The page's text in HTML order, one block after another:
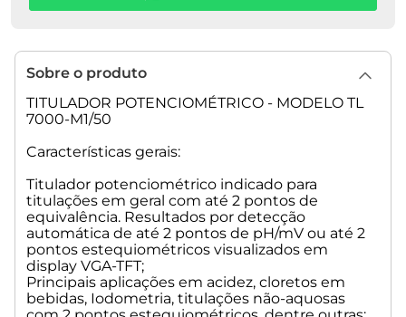
MAGNÉTICO (TM 235) E MODULO INTERCAMBIAVEL DE 50
PONTEIRA DE TITULAÇÃO.
PART NUMBER 285220160
Sobre o produto
TITULADOR POTENCIOMÉTRICO - MODELO TL
7000-M1/50
Características gerais:
Titulador potenciométrico indicado para
titulações em geral com até 2 pontos de
equivalência. Resultados por detecção
automática de até 2 pontos de pH/mV ou até 2
pontos estequiométricos visualizados em
display VGA-TFT;
Principais aplicações em acidez, cloretos em
bebidas, Iodometria, titulações não-aquosas